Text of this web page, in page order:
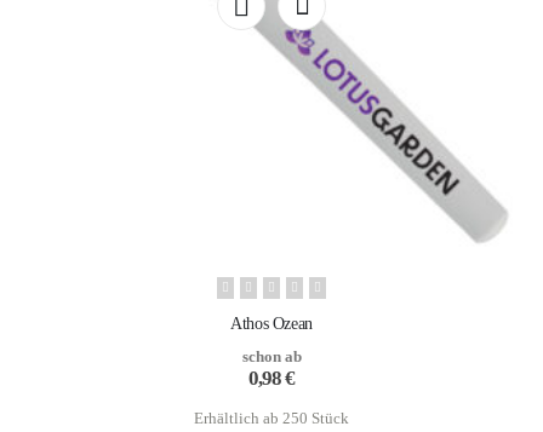
Athos Ozean
schon ab
0,98€
Erhältlich ab 250 Stück